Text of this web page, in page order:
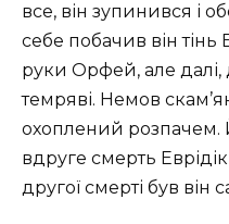
все, він зупинився і
себе побачив він тінь
руки Орфей, але далі,
темряві. Немов
охоплений
вдруге смерть
другої смерті був він